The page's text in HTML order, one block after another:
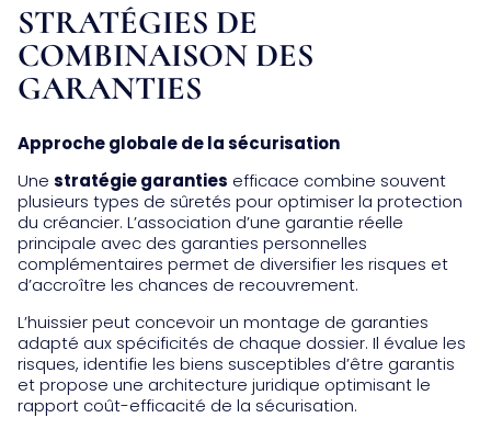
STRATÉGIES DE
COMBINAISON DES
GARANTIES
Approche globale de la sécurisation
Une stratégie garanties efficace combine souvent
plusieurs types de sûretés pour optimiser la protection
du créancier. L’association d’une garantie réelle
principale avec des garanties personnelles
complémentaires permet de diversifier les risques et
d’accroître les chances de recouvrement.
L’huissier peut concevoir un montage de garanties
adapté aux spécificités de chaque dossier. Il évalue les
risques, identifie les biens susceptibles d’être garantis
et propose une architecture juridique optimisant le
rapport coût-efficacité de la sécurisation.